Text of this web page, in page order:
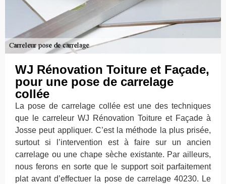
WJ Rénovation Toiture et Façade,
pour une pose de carrelage
collée
La pose de carrelage collée est une des techniques
que le carreleur WJ Rénovation Toiture et Façade à
Josse peut appliquer. C’est la méthode la plus prisée,
surtout si l’intervention est à faire sur un ancien
carrelage ou une chape sèche existante. Par ailleurs,
nous ferons en sorte que le support soit parfaitement
plat avant d’effectuer la pose de carrelage 40230. Le